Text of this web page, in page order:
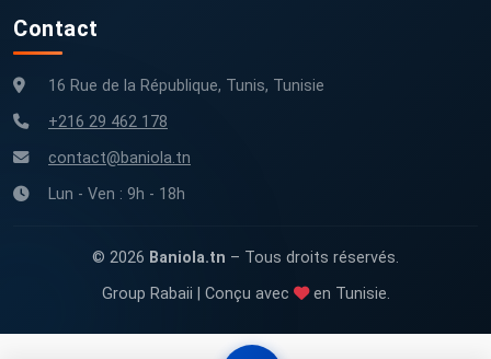
Contact
16 Rue de la République, Tunis, Tunisie
+216 29 462 178
contact@baniola.tn
Lun - Ven : 9h - 18h
© 2026 Baniola.tn – Tous droits réservés.
Group Rabaii | Conçu avec
en Tunisie.